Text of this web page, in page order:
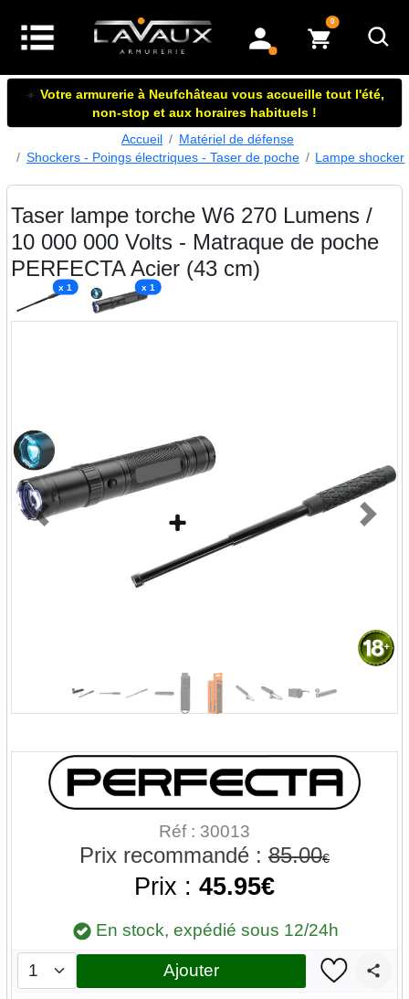
mon compte
0articles dans le panier
☀️ Votre armurerie à Neufchâteau vous accueille tout l'été,
non-stop et aux horaires habituels !
Accueil
Matériel de défense
Shockers - Poings électriques - Taser de poche
Lampe shocker
Taser lampe torche W6 270 Lumens /
10 000 000 Volts - Matraque de poche
PERFECTA Acier (43 cm)
x 1 x 1
Previous Next
Réf : 30013
Prix recommandé : 85.00€
Prix : 45.95€
En stock, expédié sous 12/24h
Ajouter